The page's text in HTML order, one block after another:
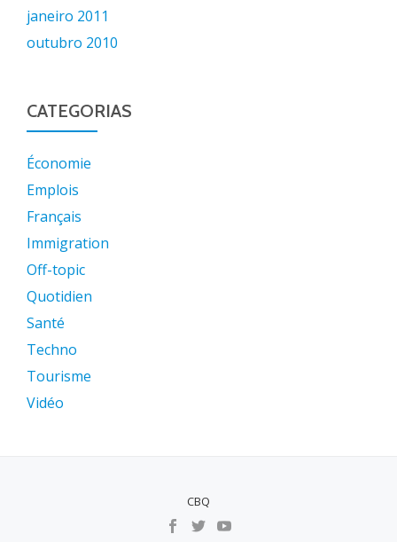
janeiro 2011
outubro 2010
CATEGORIAS
Économie
Emplois
Français
Immigration
Off-topic
Quotidien
Santé
Techno
Tourisme
Vidéo
CBQ